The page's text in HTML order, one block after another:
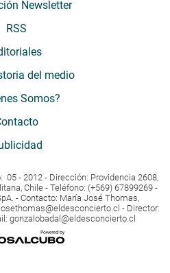
Newsletter
RSS
del medio
Somos?
05 - 2012 - Dirección: Providencia 2608,
Chile - Teléfono: (+569) 67899269 -
- Contacto: María José Thomas,
- Director:
gonzalobadal@eldesconcierto.cl